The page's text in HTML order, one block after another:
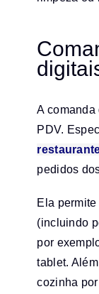
A
PDV.
pedidos
Ela
(incluindo
por
tablet.
cozinha